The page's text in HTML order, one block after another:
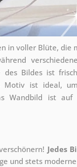
in voller Blüte,
des Bildes ist
Motiv ist ideal,
Wandbild ist
Jedes
und stets